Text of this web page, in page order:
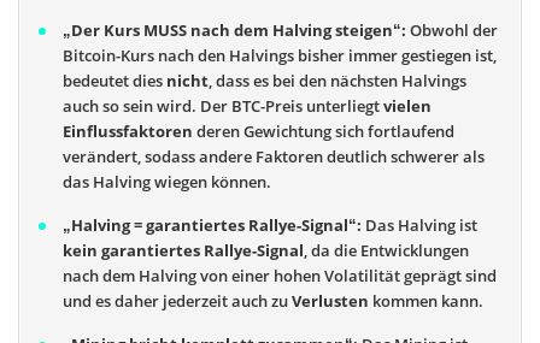
„Der Kurs MUSS nach dem Halving steigen“: Obwohl der
Bitcoin-Kurs nach den Halvings bisher immer gestiegen ist,
bedeutet dies nicht, dass es bei den nächsten Halvings
auch so sein wird. Der BTC-Preis unterliegtvielen
Einflussfaktoren deren Gewichtung sich fortlaufend
verändert, sodass andere Faktoren deutlich schwerer als
das Halving wiegen können.
„Halving = garantiertes Rallye-Signal“: Das Halving ist
kein garantiertes Rallye-Signal, da die Entwicklungen
nach dem Halving von einer hohen Volatilität geprägt sind
und es daher jederzeit auch zuVerlusten kommen kann.